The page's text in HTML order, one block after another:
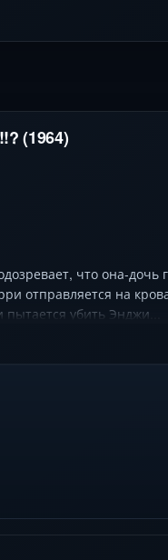
(1964)
что она-дочь
отправляется на
убить Энджи...